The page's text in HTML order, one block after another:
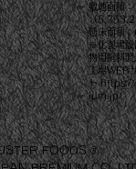
敷地面積
（
延床面積
※化製場設
物用飼料製
工場WEB
トhttps://
ium.jp/
FOODS ®